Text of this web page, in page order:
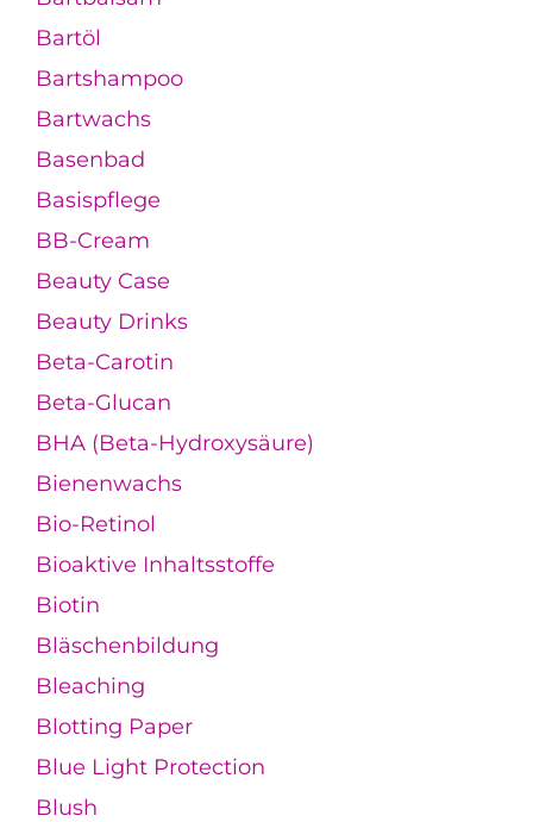
Bartöl
Bartshampoo
Bartwachs
Basenbad
Basispflege
BB-Cream
Beauty Case
Beauty Drinks
Beta-Carotin
Beta-Glucan
BHA (Beta-Hydroxysäure)
Bienenwachs
Bio-Retinol
Bioaktive Inhaltsstoffe
Biotin
Bläschenbildung
Bleaching
Blotting Paper
Blue Light Protection
Blush